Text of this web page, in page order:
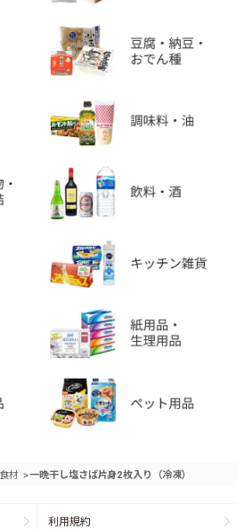
材 >一晩干し塩さば片身2枚入り（冷凍）
利用規約